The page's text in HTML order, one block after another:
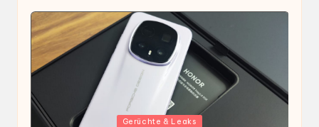
Gepostet
Gerüchte & Leaks